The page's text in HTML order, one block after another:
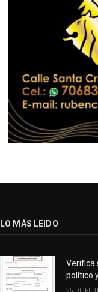
LO MÁS LEIDO
Verifica
político
25 DE